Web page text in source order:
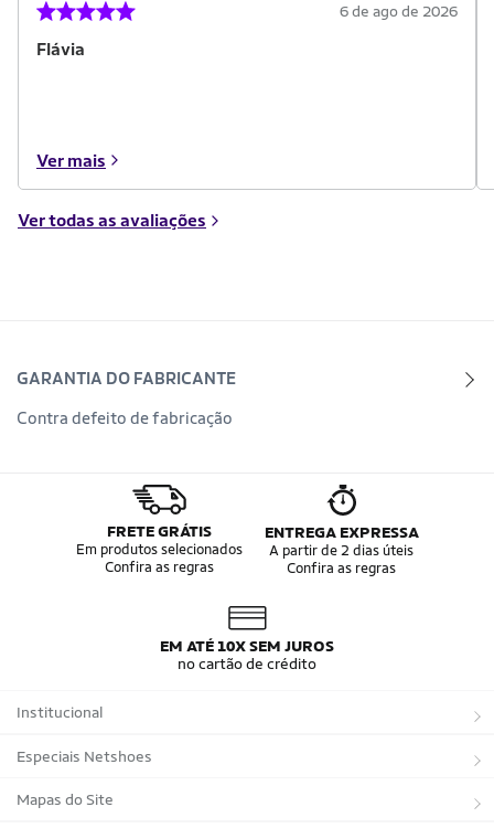
Flávia
6 de ago de 2026
Ver mais
Ver todas as avaliações
GARANTIA DO FABRICANTE
Contra defeito de fabricação
FRETE GRÁTIS
Em produtos selecionados
Confira as regras
ENTREGA EXPRESSA
A partir de 2 dias úteis
Confira as regras
EM ATÉ 10X SEM JUROS
no cartão de crédito
Institucional
Sobre a Netshoes
Política de Privacidade
Especiais Netshoes
Suplementos
Mapas do Site